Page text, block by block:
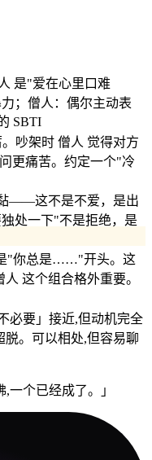
是"爱在心里口难
；僧人：偶尔主动表
吵架时 僧人 觉得对方
更痛苦。约定一个"冷
——这不是不爱，是出
处一下"不是拒绝，是
"你总是……"开头。这
这个组合格外重要。
SBTI
必要」接近,但动机完全
脱。可以相处,但容易聊
一个已经成了。 」